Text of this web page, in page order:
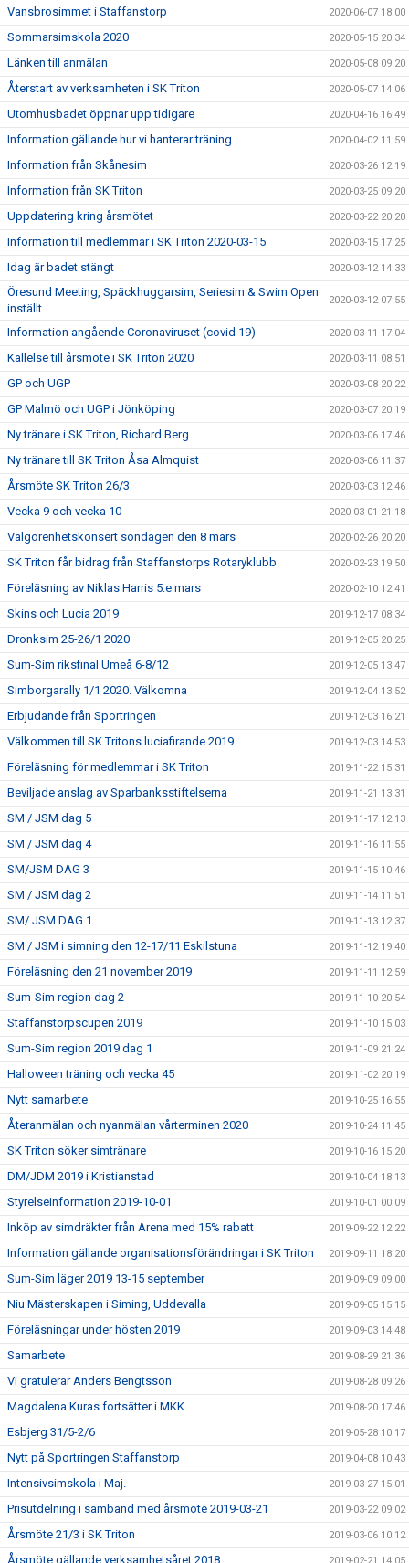
Vansbrosimmet i Staffanstorp 2020-06-07 18:00
Sommarsimskola 2020 2020-05-15 20:34
Länken till anmälan 2020-05-08 09:20
Återstart av verksamheten i SK Triton 2020-05-07 14:06
Utomhusbadet öppnar upp tidigare 2020-04-16 16:49
Information gällande hur vi hanterar träning 2020-04-02 11:59
Information från Skånesim 2020-03-26 12:19
Information från SK Triton 2020-03-25 09:20
Uppdatering kring årsmötet 2020-03-22 20:20
Information till medlemmar i SK Triton 2020-03-15 2020-03-15 17:25
Idag är badet stängt 2020-03-12 14:33
Öresund Meeting, Späckhuggarsim, Seriesim & Swim Open
inställt
2020-03-12 07:55
Information angående Coronaviruset (covid 19) 2020-03-11 17:04
Kallelse till årsmöte i SK Triton 2020 2020-03-11 08:51
GP och UGP 2020-03-08 20:22
GP Malmö och UGP i Jönköping 2020-03-07 20:19
Ny tränare i SK Triton, Richard Berg. 2020-03-06 17:46
Ny tränare till SK Triton Åsa Almquist 2020-03-06 11:37
Årsmöte SK Triton 26/3 2020-03-03 12:46
Vecka 9 och vecka 10 2020-03-01 21:18
Välgörenhetskonsert söndagen den 8 mars 2020-02-26 20:20
SK Triton får bidrag från Staffanstorps Rotaryklubb 2020-02-23 19:50
Föreläsning av Niklas Harris 5:e mars 2020-02-10 12:41
Skins och Lucia 2019 2019-12-17 08:34
Dronksim 25-26/1 2020 2019-12-05 20:25
Sum-Sim riksfinal Umeå 6-8/12 2019-12-05 13:47
Simborgarally 1/1 2020. Välkomna 2019-12-04 13:52
Erbjudande från Sportringen 2019-12-03 16:21
Välkommen till SK Tritons luciafirande 2019 2019-12-03 14:53
Föreläsning för medlemmar i SK Triton 2019-11-22 15:31
Beviljade anslag av Sparbanksstiftelserna 2019-11-21 13:31
SM / JSM dag 5 2019-11-17 12:13
SM / JSM dag 4 2019-11-16 11:55
SM/JSM DAG 3 2019-11-15 10:46
SM / JSM dag 2 2019-11-14 11:51
SM/ JSM DAG 1 2019-11-13 12:37
SM / JSM i simning den 12-17/11 Eskilstuna 2019-11-12 19:40
Föreläsning den 21 november 2019 2019-11-11 12:59
Sum-Sim region dag 2 2019-11-10 20:54
Staffanstorpscupen 2019 2019-11-10 15:03
Sum-Sim region 2019 dag 1 2019-11-09 21:24
Halloween träning och vecka 45 2019-11-02 20:19
Nytt samarbete 2019-10-25 16:55
Återanmälan och nyanmälan vårterminen 2020 2019-10-24 11:45
SK Triton söker simtränare 2019-10-16 15:20
DM/JDM 2019 i Kristianstad 2019-10-04 18:13
Styrelseinformation 2019-10-01 2019-10-01 00:09
Inköp av simdräkter från Arena med 15% rabatt 2019-09-22 12:22
Information gällande organisationsförändringar i SK Triton 2019-09-11 18:20
Sum-Sim läger 2019 13-15 september 2019-09-09 09:00
Niu Mästerskapen i Siming, Uddevalla 2019-09-05 15:15
Föreläsningar under hösten 2019 2019-09-03 14:48
Samarbete 2019-08-29 21:36
Vi gratulerar Anders Bengtsson 2019-08-28 09:26
Magdalena Kuras fortsätter i MKK 2019-08-20 17:46
Esbjerg 31/5-2/6 2019-05-28 10:17
Nytt på Sportringen Staffanstorp 2019-04-08 10:43
Intensivsimskola i Maj. 2019-03-27 15:01
Prisutdelning i samband med årsmöte 2019-03-21 2019-03-22 09:02
Årsmöte 21/3 i SK Triton 2019-03-06 10:12
Årsmöte gällande verksamhetsåret 2018